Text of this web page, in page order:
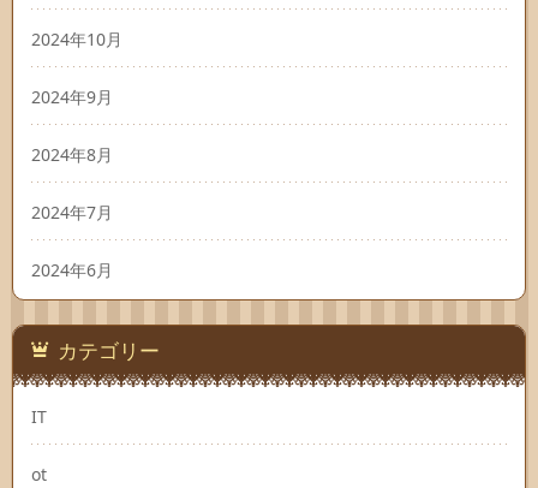
2024年10月
2024年9月
2024年8月
2024年7月
2024年6月
カテゴリー
IT
ot